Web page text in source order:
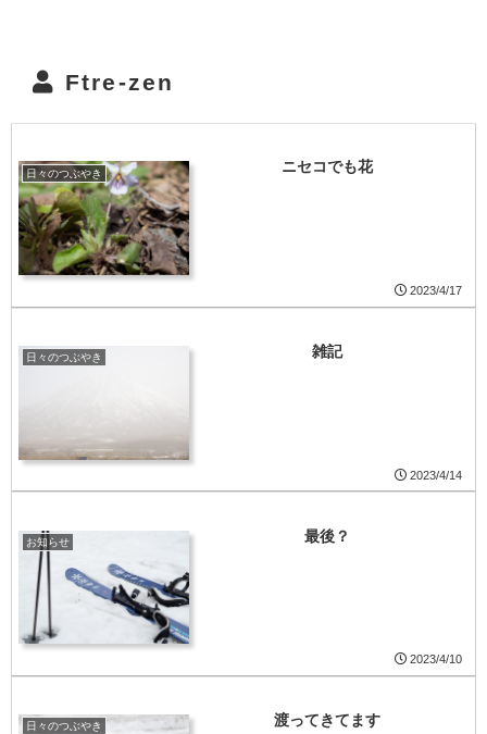
Ftre-zen
日々のつぶやき ニセコでも花
2023/4/17
日々のつぶやき 雑記
2023/4/14
お知らせ 最後？
2023/4/10
日々のつぶやき 渡ってきてます